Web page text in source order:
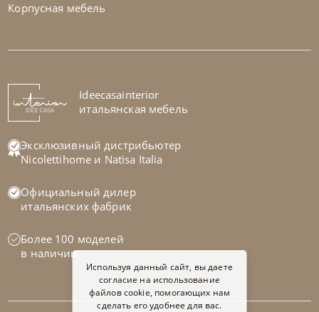
Детская комната Composition 02B
На заказ 45-90 дн
Корпусная мебель
Ideecasainterior
итальянская мебель
Эксклюзивный дистрибьютер
Nicolettihome и Natisa Italia
Официальный дилер
итальянских фабрик
Более 100 моделей
в наличии
Используя данный сайт, вы даете
согласие на использование
файлов cookie, помогающих нам
сделать его удобнее для вас.